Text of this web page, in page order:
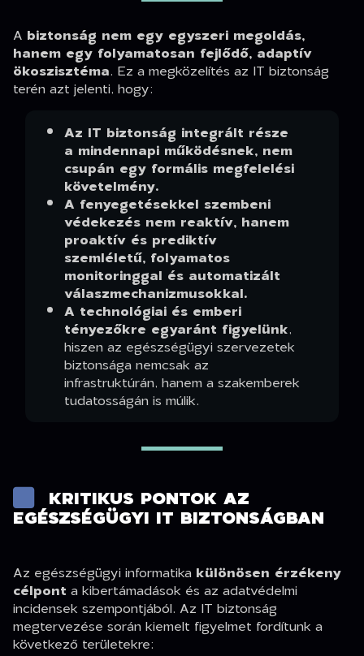
A biztonság nem egy egyszeri megoldás,
hanem egy folyamatosan fejlődő, adaptív
ökoszisztéma. Ez a megközelítés az IT biztonság
terén azt jelenti, hogy:
Az IT biztonság integrált része
a mindennapi működésnek, nem
csupán egy formális megfelelési
követelmény.
A fenyegetésekkel szembeni
védekezés nem reaktív, hanem
proaktív és prediktív
szemléletű, folyamatos
monitoringgal és automatizált
válaszmechanizmusokkal.
A technológiai és emberi
tényezőkre egyaránt figyelünk,
hiszen az egészségügyi szervezetek
biztonsága nemcsak az
infrastruktúrán, hanem a szakemberek
tudatosságán is múlik.
KRITIKUS PONTOK AZ
EGÉSZSÉGÜGYI IT BIZTONSÁGBAN
Az egészségügyi informatika különösen érzékeny
célpont a kibertámadások és az adatvédelmi
incidensek szempontjából. Az IT biztonság
megtervezése során kiemelt figyelmet fordítunk a
következő területekre: